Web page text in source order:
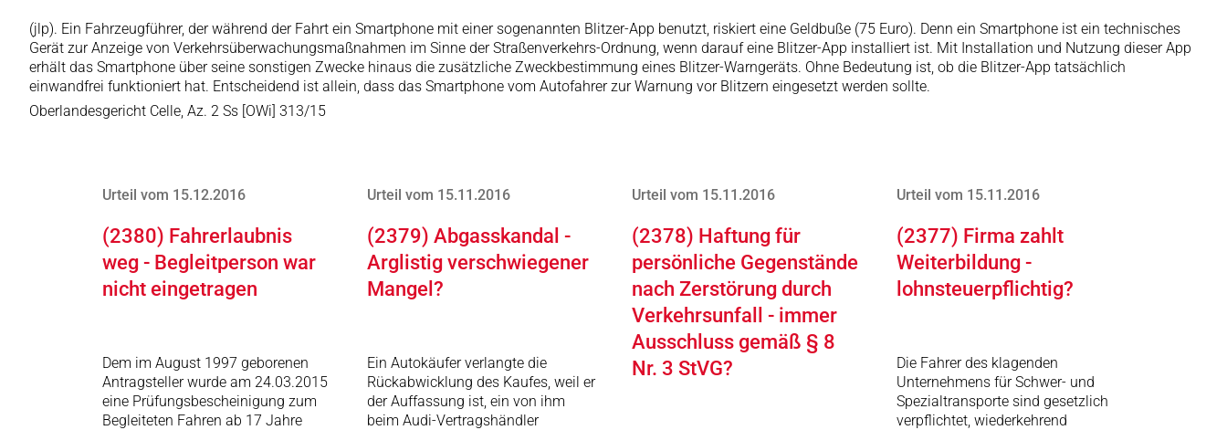
(jlp). Ein Fahrzeugführer, der während der Fahrt ein Smartphone mit einer sogenannten Blitzer-App benutzt, riskiert eine Geldbuße (75 Euro). Denn ein Smartphone ist ein technisches
Gerät zur Anzeige von Verkehrsüberwachungsmaßnahmen im Sinne der Straßenverkehrs-Ordnung, wenn darauf eine Blitzer-App installiert ist. Mit Installation und Nutzung dieser App
erhält das Smartphone über seine sonstigen Zwecke hinaus die zusätzliche Zweckbestimmung eines Blitzer-Warngeräts. Ohne Bedeutung ist, ob die Blitzer-App tatsächlich
einwandfrei funktioniert hat. Entscheidend ist allein, dass das Smartphone vom Autofahrer zur Warnung vor Blitzern eingesetzt werden sollte.
Oberlandesgericht Celle, Az. 2 Ss [OWi] 313/15
Urteil vom 15.12.2016
(2380) Fahrerlaubnis
weg - Begleitperson war
nicht eingetragen
Dem im August 1997 geborenen
Antragsteller wurde am 24.03.2015
eine Prüfungsbescheinigung zum
Begleiteten Fahren ab 17 Jahre
Urteil vom 15.11.2016
(2379) Abgasskandal -
Arglistig verschwiegener
Mangel?
Ein Autokäufer verlangte die
Rückabwicklung des Kaufes, weil er
der Auffassung ist, ein von ihm
beim Audi-Vertragshändler
Urteil vom 15.11.2016
(2378) Haftung für
persönliche Gegenstände
nach Zerstörung durch
Verkehrsunfall - immer
Ausschluss gemäß § 8
Nr. 3 StVG?
Urteil vom 15.11.2016
(2377) Firma zahlt
Weiterbildung -
lohnsteuerpflichtig?
Die Fahrer des klagenden
Unternehmens für Schwer- und
Spezialtransporte sind gesetzlich
verpflichtet, wiederkehrend